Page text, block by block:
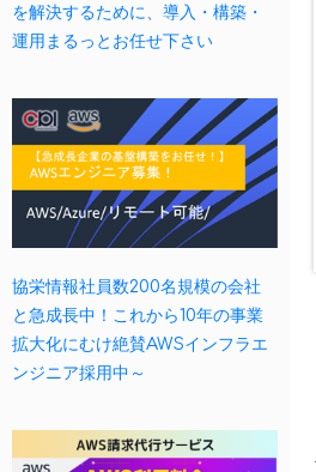
を解決するために、導入・構築・
運用まるっとお任せ下さい
協栄情報社員数200名規模の会社
と急成長中！これから10年の事業
拡大化にむけ絶賛AWSインフラエ
ンジニア採用中～